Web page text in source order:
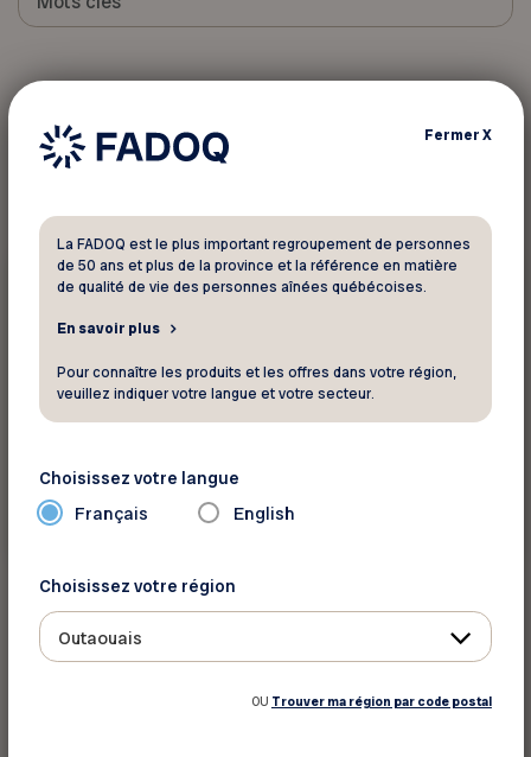
résultat trouvé
Retraite
La Sécurité de la vieillesse (SV) La Sécurité de
offerte à tous les can...
FermerX
La FADOQ est le plus important regroupement de personnes
de 50 ans et plus de la province et la référence en matière
de qualité de vie des personnes aînées québécoises.
En savoir plus
Pour connaître les produits et les offres dans votre région,
veuillez indiquer votre langue et votre secteur.
Choisissez votre langue
Français English
Choisissez votre région
Outaouais
OU Trouver ma région par code postal